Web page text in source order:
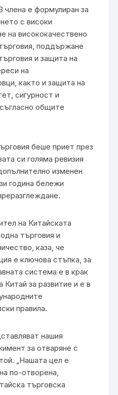
члена е формулиран за
с високи
на висококачествено
поддържане
и защита на
на
както и защита на
сигурност и
общите
беше приет през
си голяма ревизия
изменен
година бележи
на Китайската
търговия и
каза, че
е ключова стъпка, за
система е в крак
за развитие и е в
правила.
нашия
за отваряне с
„Нашата цел е
по-отворена,
търговска